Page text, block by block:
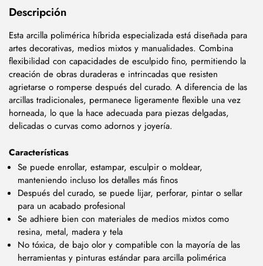
Descripción
Esta arcilla polimérica híbrida especializada está diseñada para
artes decorativas, medios mixtos y manualidades. Combina
flexibilidad con capacidades de esculpido fino, permitiendo la
creación de obras duraderas e intrincadas que resisten
agrietarse o romperse después del curado. A diferencia de las
arcillas tradicionales, permanece ligeramente flexible una vez
horneada, lo que la hace adecuada para piezas delgadas,
delicadas o curvas como adornos y joyería.
Características
Se puede enrollar, estampar, esculpir o moldear,
manteniendo incluso los detalles más finos
Después del curado, se puede lijar, perforar, pintar o sellar
para un acabado profesional
Se adhiere bien con materiales de medios mixtos como
resina, metal, madera y tela
No tóxica, de bajo olor y compatible con la mayoría de las
herramientas y pinturas estándar para arcilla polimérica